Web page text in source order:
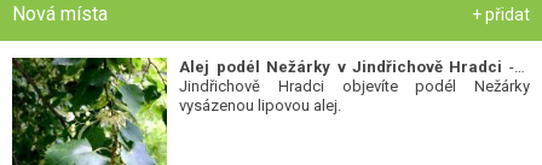
Nová místa + přidat
Alej podél Nežárky v Jindřichově Hradci - V
Jindřichově Hradci objevíte podél Nežárky
vysázenou lipovou alej.